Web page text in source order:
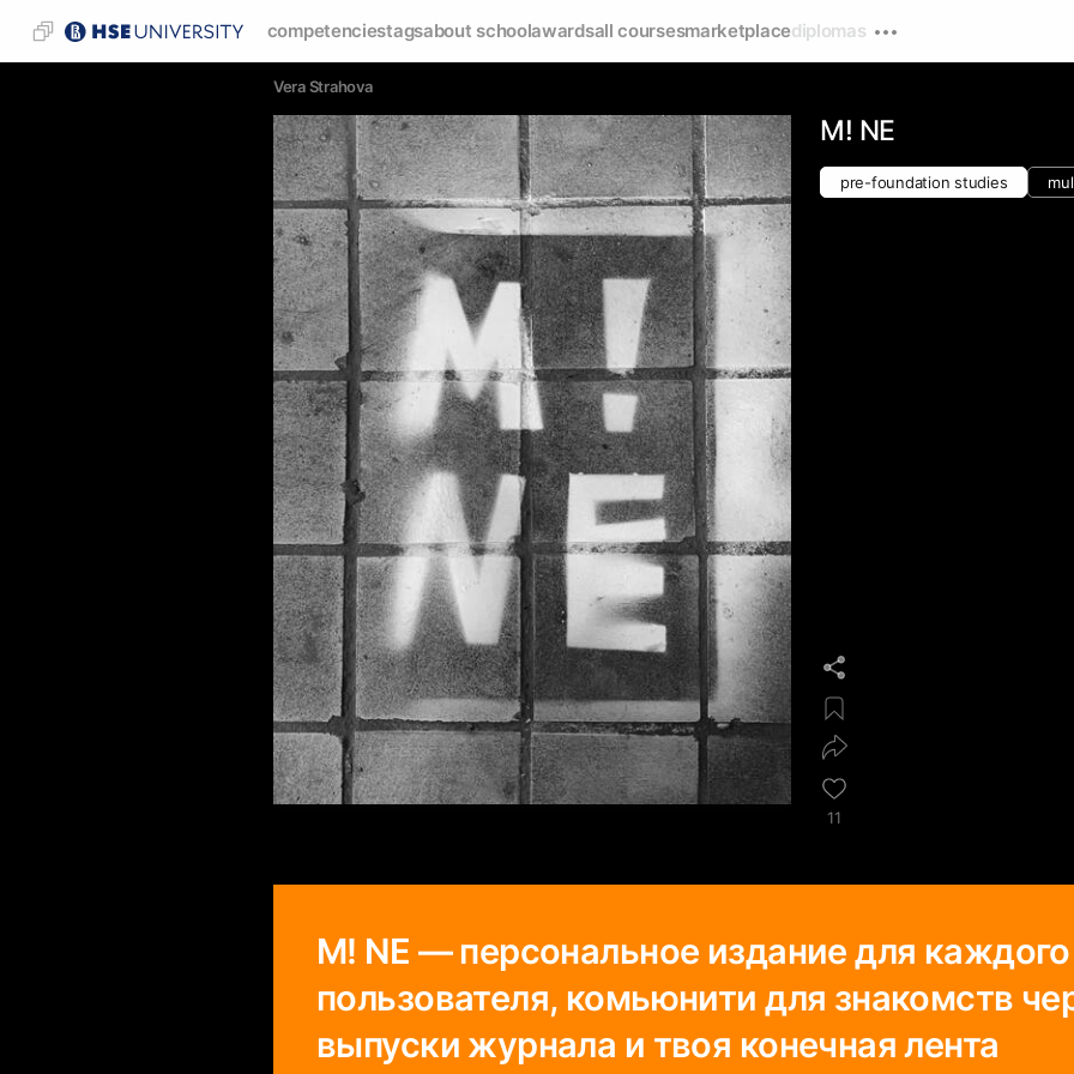
competenciestagsabout schoolawardsall coursesmarketplacediplomas
Vera Strahova
M! NE
pre-foundation studies
11
M! NE — персональное издание для каждого
пользователя, комьюнити для знакомств
выпуски журнала и твоя конечная лента